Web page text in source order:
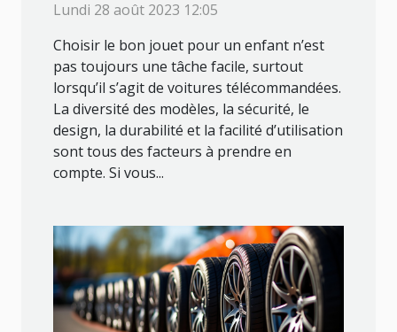
Lundi 28 août 2023 12:05
Choisir le bon jouet pour un enfant n’est
pas toujours une tâche facile, surtout
lorsqu’il s’agit de voitures télécommandées.
La diversité des modèles, la sécurité, le
design, la durabilité et la facilité d’utilisation
sont tous des facteurs à prendre en
compte. Si vous...